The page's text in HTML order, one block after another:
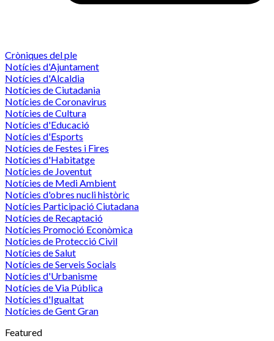
Cròniques del ple
Notícies d'Ajuntament
Notícies d'Alcaldia
Notícies de Ciutadania
Notícies de Coronavirus
Notícies de Cultura
Notícies d'Educació
Notícies d'Esports
Notícies de Festes i Fires
Notícies d'Habitatge
Notícies de Joventut
Notícies de Medi Ambient
Notícies d'obres nucli històric
Notícies Participació Ciutadana
Notícies de Recaptació
Notícies Promoció Econòmica
Notícies de Protecció Civil
Notícies de Salut
Notícies de Serveis Socials
Notícies d'Urbanisme
Notícies de Via Pública
Notícies d'Igualtat
Notícies de Gent Gran
Featured